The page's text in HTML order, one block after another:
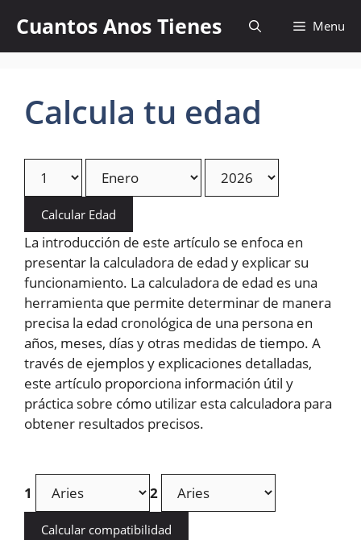
content
Cuantos Anos Tienes Menu
Calcula tu edad
Calcular Edad
La introducción de este artículo se enfoca en
presentar la calculadora de edad y explicar su
funcionamiento. La calculadora de edad es una
herramienta que permite determinar de manera
precisa la edad cronológica de una persona en
años, meses, días y otras medidas de tiempo. A
través de ejemplos y explicaciones detalladas,
este artículo proporciona información útil y
práctica sobre cómo utilizar esta calculadora para
obtener resultados precisos.
1 2
Calcular compatibilidad